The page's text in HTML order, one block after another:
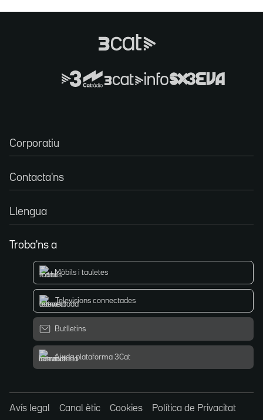
Corporatiu
Contacta'ns
Llengua
Troba'ns a
Mòbils i tauletes
Televisions connectades
Butlletins
Ajuda plataforma 3Cat
Avís legal Canal ètic Cookies Política de Privacitat